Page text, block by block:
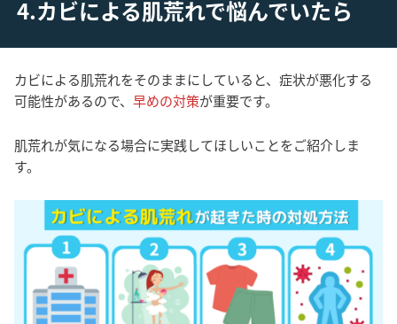
4.カビによる肌荒れで悩んでいたら
カビによる肌荒れをそのままにしていると、症状が悪化する
可能性があるので、 早めの対策が重要です。
肌荒れが気になる場合に実践してほしいことをご紹介しま
す。